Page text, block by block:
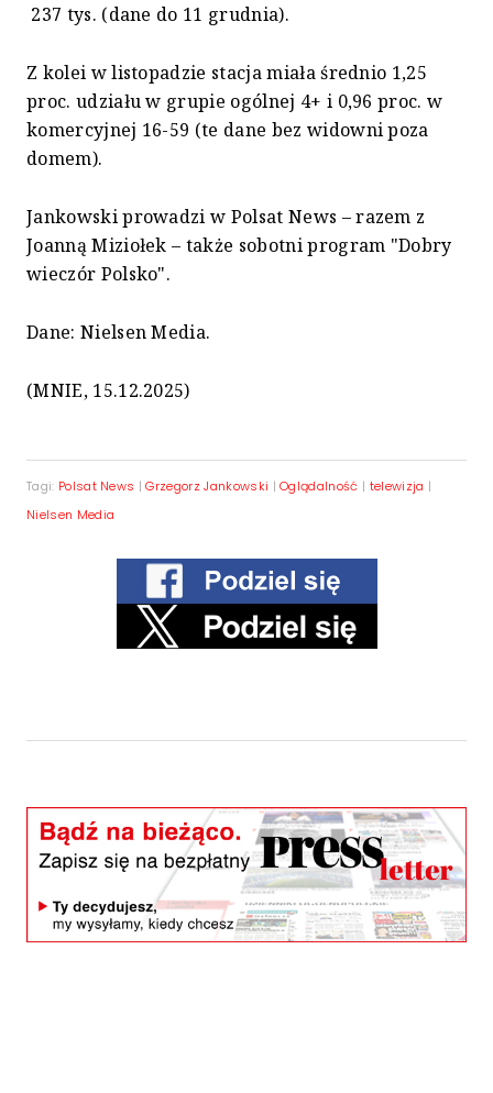
237 tys. (dane do 11 grudnia).
Z kolei w listopadzie stacja miała średnio 1,25
proc. udziału w grupie ogólnej 4+ i 0,96 proc. w
komercyjnej 16-59 (te dane bez widowni poza
domem).
Jankowski prowadzi w Polsat News – razem z
Joanną Miziołek – także sobotni program "Dobry
wieczór Polsko".
Dane: Nielsen Media.
(MNIE, 15.12.2025)
Tagi: Polsat News |Grzegorz Jankowski |Oglądalność | telewizja |
Nielsen Media